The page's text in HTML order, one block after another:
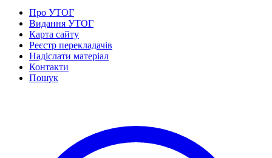
Про УТОГ
Видання УТОГ
Карта сайту
Реєстр перекладачів
Надіслати матеріал
Контакти
Пошук